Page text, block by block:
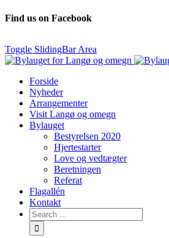
Find us on Facebook
Toggle SlidingBar Area
Forside
Nyheder
Arrangementer
Visit Langø og omegn
Bylauget
Bestyrelsen 2020
Hjertestarter
Love og vedtægter
Beretningen
Referat
Flagallén
Kontakt